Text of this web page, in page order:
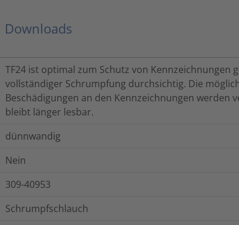
Downloads
TF24 ist optimal zum Schutz von Kennzeichnungen
vollständiger Schrumpfung durchsichtig. Die
Beschädigungen an den Kennzeichnungen werden
bleibt länger lesbar.
dünnwandig
Nein
309-40953
Schrumpfschlauch